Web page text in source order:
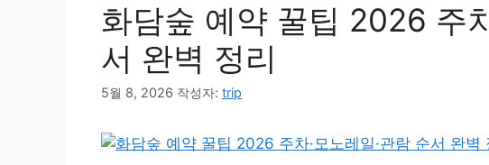
화담숲 예약 꿀팁 2026 주
서 완벽 정리
5월 8, 2026 작성자: trip